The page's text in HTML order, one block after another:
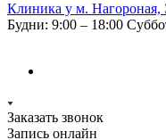
Клиника у м. Нагороная,
Будни: 9:00 – 18:00
Заказать звонок
Запись онлайн